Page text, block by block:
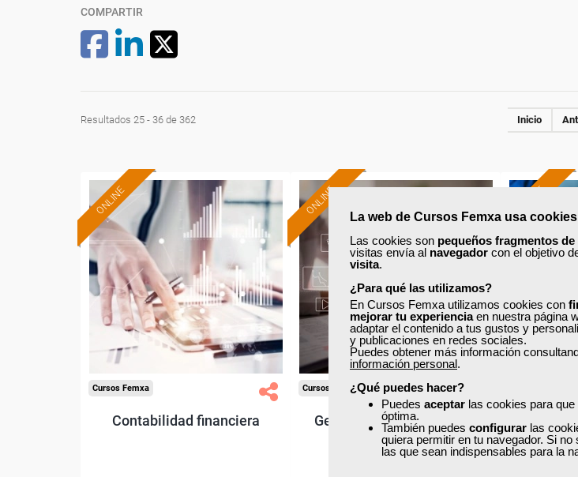
La web de Cursos Femxa usa cookies
Las cookies son pequeños fragmentos de
visitas envía al navegador con el objetivo
visita.
¿Para qué las utilizamos?
En Cursos Femxa utilizamos cookies con
mejorar tu experienciaen nuestra página
adaptar el contenido a tus gustos y
y publicaciones en redes sociales.
Puedes obtener más información
información personal.
¿Qué puedes hacer?
Puedes aceptar las cookies para
óptima.
También puedes configurar las
quiera permitir en tu navegador. Si
las que sean indispensables para la
COMPARTIR
Resultados 25 - 36 de 362 Inicio
ONLINE
Formación 100%
subvencionada.
Para desempleados,
trabajadores y autónomos
de Madrid.
Para todos los sectores.
Cursos Femxa
Contabilidad financiera
ONLINE
subvencionada.
autónomos de Madrid.
Para todos los sectores.
Cursos Femxa
Gestión del marketing 2.0
Para